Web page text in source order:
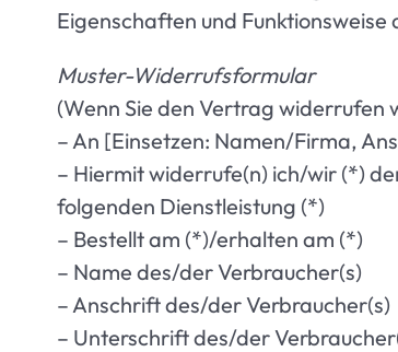
Eigenschaften und
Muster-Widerrufsformular
(Wenn Sie den Vertrag widerrufen
– An [Einsetzen: Namen/Firma,
– Hiermit widerrufe(n) ich/wir (*)
folgenden Dienstleistung (*)
– Bestellt am (*)/erhalten am (*)
– Name des/der Verbraucher(s)
– Anschrift des/der Verbraucher(s)
– Unterschrift des/der